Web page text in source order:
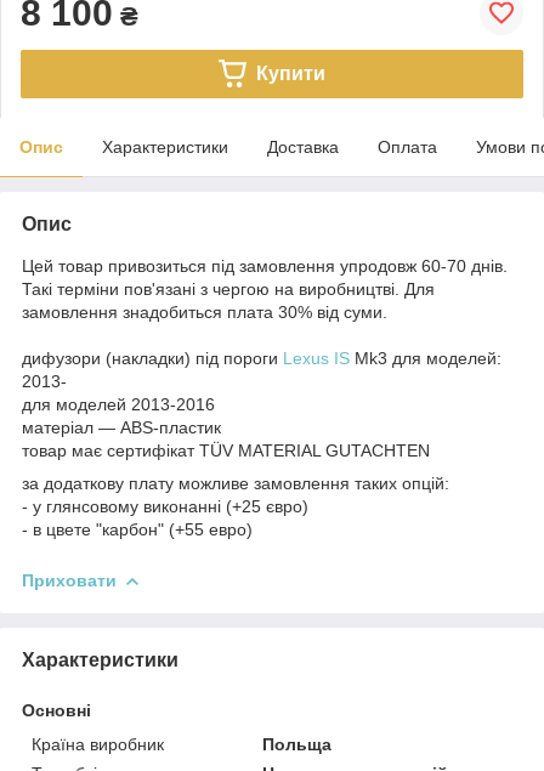
8 100 ₴
Купити
Опис Характеристики Доставка Оплата Умови
Опис
Цей товар привозиться під замовлення упродовж 60-70 днів.
Такі терміни пов'язані з чергою на виробництві. Для
замовлення знадобиться плата 30% від суми.
дифузори (накладки) під пороги Lexus IS Mk3 для моделей:
2013-
для моделей 2013-2016
матеріал — ABS-пластик
товар має сертифікат TÜV MATERIAL GUTACHTEN
за додаткову плату можливе замовлення таких опцій:
- у глянсовому виконанні (+25 євро)
- в цвете "карбон" (+55 евро)
Приховати
Характеристики
Основні
Країна виробник
Польща